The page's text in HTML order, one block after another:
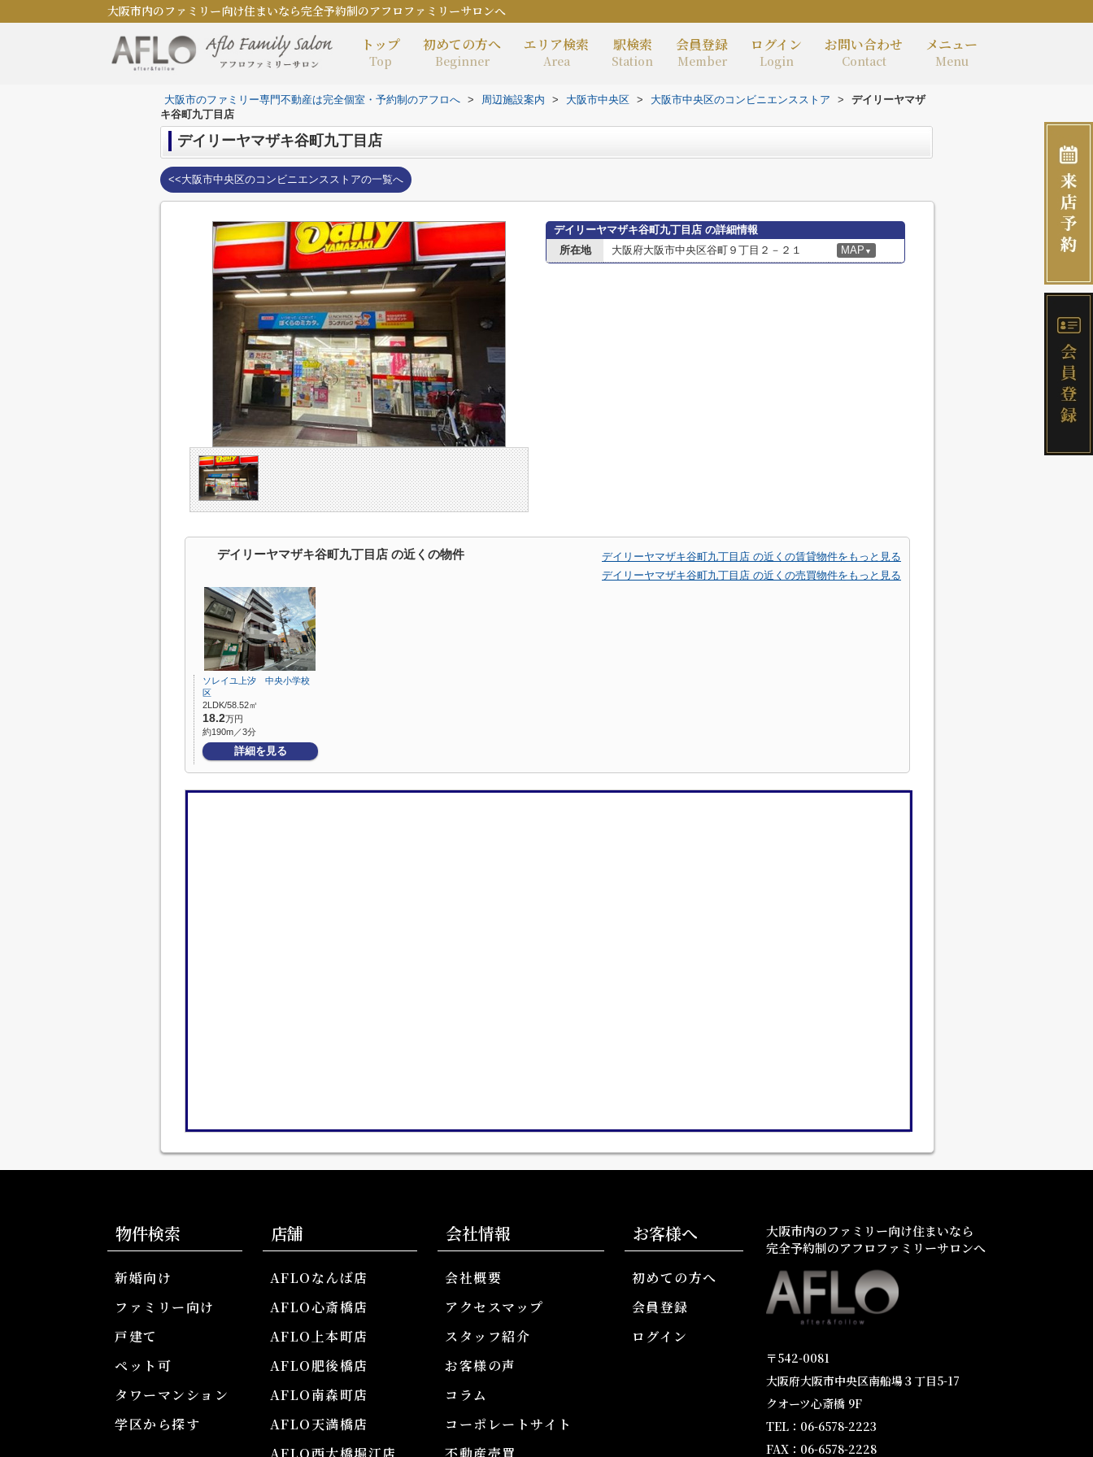
大阪市内のファミリー向け住まいなら完全予約制のアフロファミリーサロンへ
トップ
Top
初めての方へ
Beginner
エリア検索
Area
駅検索
Station
会員登録
Member
ログイン
Login
お問い合わせ
Contact
メニュー
Menu
大阪市のファミリー専門不動産は完全個室・予約制のアフロへ > 周辺施設案内 > 大阪市中央区 > 大阪市中央区のコンビニエンスストア >
デイリーヤマザ
キ谷町九丁目店
デイリーヤマザキ谷町九丁目店
<<大阪市中央区のコンビニエンスストアの一覧へ
デイリーヤマザキ谷町九丁目店 の詳細情報
所在地
大阪府大阪市中央区谷町９丁目２－２１ MAP ▼
デイリーヤマザキ谷町九丁目店 の近くの物件
デイリーヤマザキ谷町九丁目店 の近くの賃貸物件をもっと見る
デイリーヤマザキ谷町九丁目店 の近くの売買物件をもっと見る
ソレイユ上汐 中央小学校
区
2LDK/58.52㎡
18.2万円
約190m／3分
詳細を見る
物件検索
新婚向け
ファミリー向け
戸建て
ペット可
タワーマンション
学区から探す
店舗
AFLOなんば店
AFLO心斎橋店
AFLO上本町店
AFLO肥後橋店
AFLO南森町店
AFLO天満橋店
会社情報
会社概要
アクセスマップ
スタッフ紹介
お客様の声
コラム
コーポレートサイト
お客様へ
初めての方へ
会員登録
ログイン
大阪市内のファミリー向け住まいなら
完全予約制のアフロファミリーサロンへ
〒542-0081
大阪府大阪市中央区南船場３丁目5-17
クオーツ心斎橋 9F
TEL：06-6578-2223
FAX：06-6578-2228